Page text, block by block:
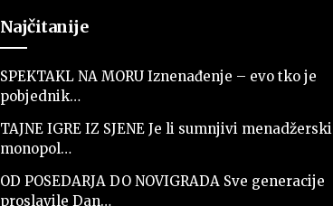
Najčitanije
SPEKTAKL NA MORU Iznenađenje – evo tko je
pobjednik…
TAJNE IGRE IZ SJENE Je li sumnjivi menadžerski
monopol…
OD POSEDARJA DO NOVIGRADA Sve generacije
proslavile Dan…